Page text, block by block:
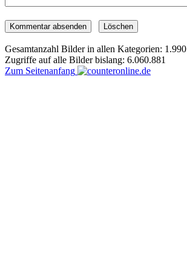
Gesamtanzahl Bilder in allen Kategorien: 1.990
Zugriffe auf alle Bilder bislang: 6.060.881
Zum Seitenanfang